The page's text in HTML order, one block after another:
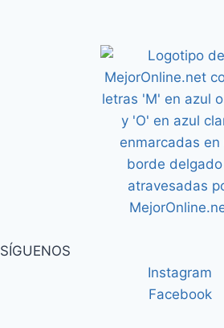
SÍGUENOS
Instagram
Facebook